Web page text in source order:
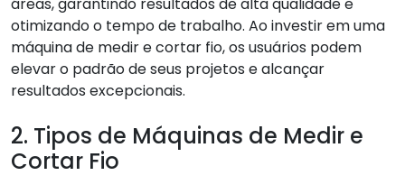
otimizando o tempo de trabalho. Ao investir em uma
máquina de medir e cortar fio, os usuários podem
elevar o padrão de seus projetos e alcançar
resultados excepcionais.
2. Tipos de Máquinas de Medir e
Cortar Fio